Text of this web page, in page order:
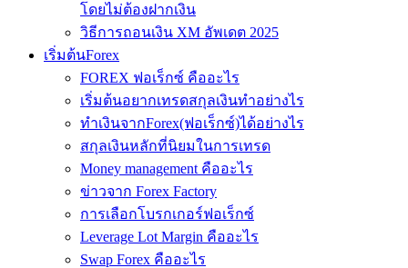
โดยไม่ต้องฝากเงิน
วิธีการถอนเงิน XM อัพเดต 2025
เริ่มต้นForex
FOREX ฟอเร็กซ์ คืออะไร
เริ่มต้นอยากเทรดสกุลเงินทำอย่างไร
ทำเงินจากForex(ฟอเร็กซ์)ได้อย่างไร
สกุลเงินหลักที่นิยมในการเทรด
Money management คืออะไร
ข่าวจาก Forex Factory
การเลือกโบรกเกอร์ฟอเร็กซ์
Leverage Lot Margin คืออะไร
Swap Forex คืออะไร